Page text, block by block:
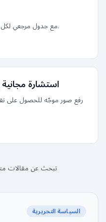
مُقدّر البصيلات Norwood مع جدول مرجعي لكل مرحلة.
استشارة
رفع صور موجّه للحصول على
تبحث عن مقالات
السياسة التحريرية